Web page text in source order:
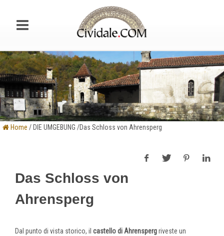
Home / DIE UMGEBUNG /Das Schloss von Ahrensperg
Das Schloss von
Ahrensperg
Dal punto di vista storico, il castello di Ahrenspergriveste un